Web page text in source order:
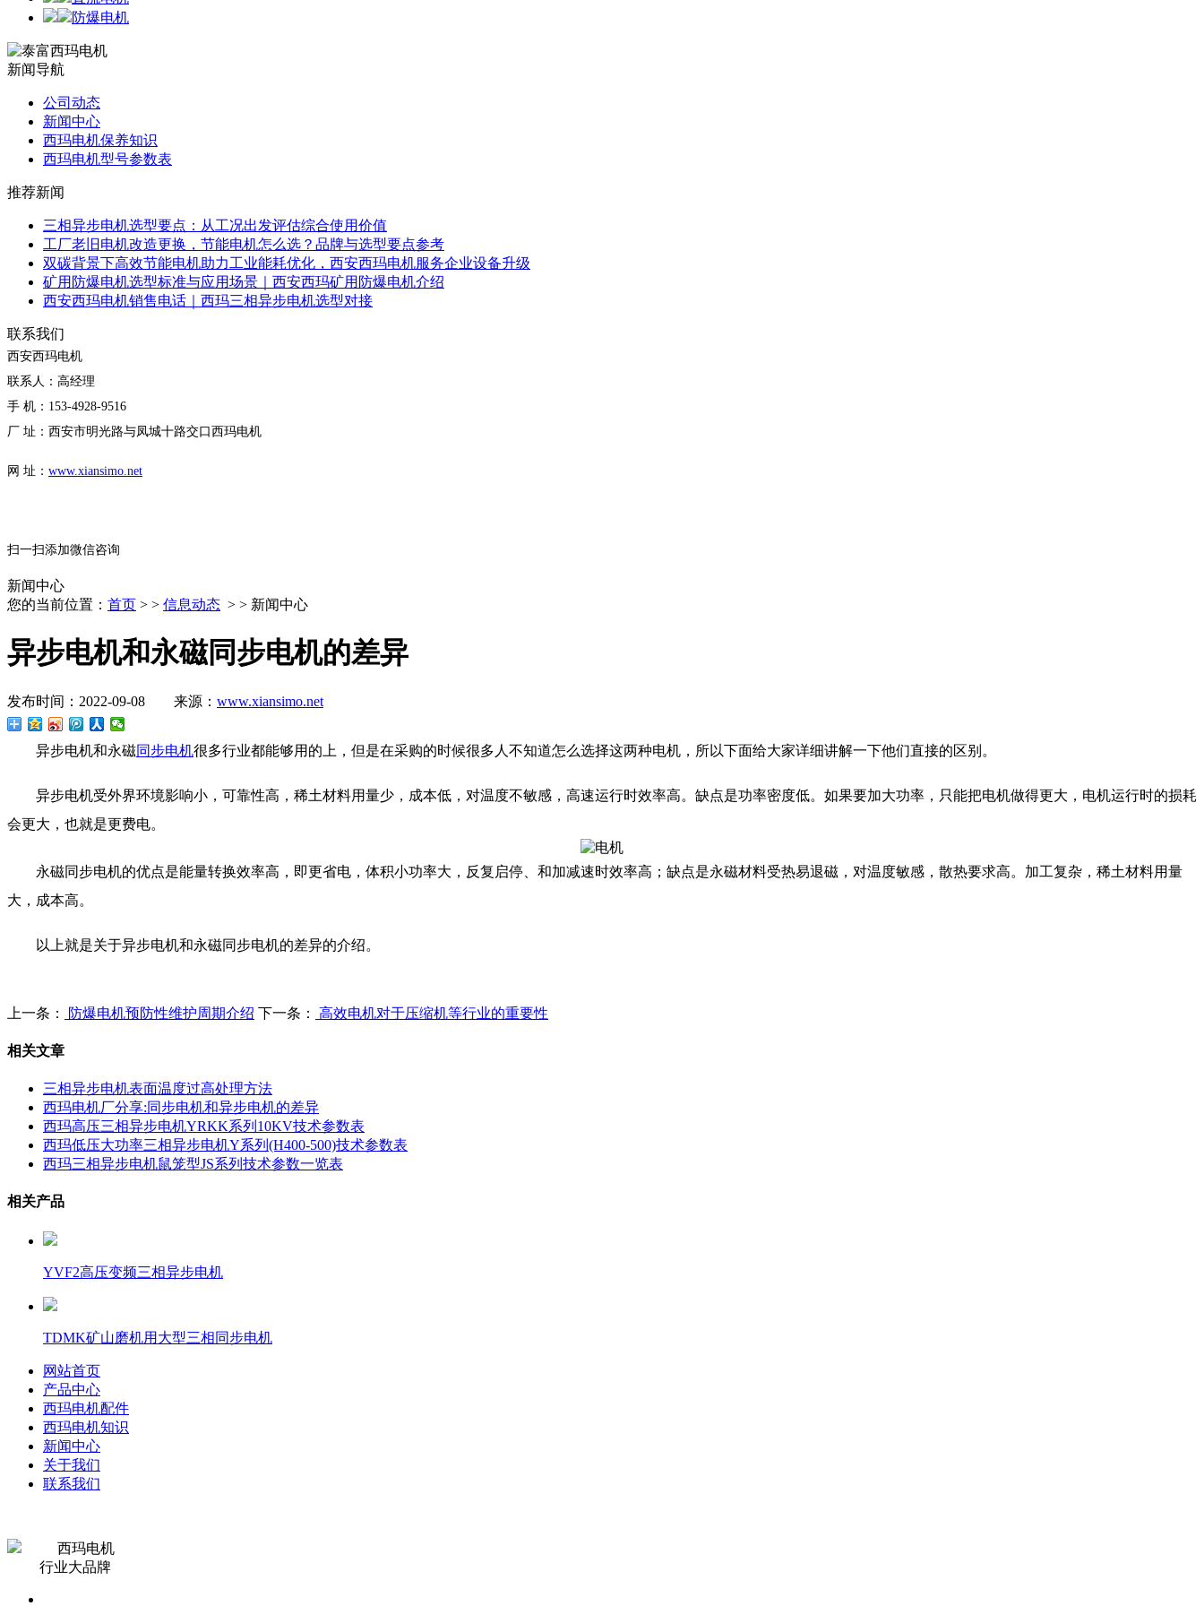
防爆电机
新闻导航
公司动态
新闻中心
西玛电机保养知识
西玛电机型号参数表
推荐新闻
三相异步电机选型要点：从工况出发评估综合使用价值
工厂老旧电机改造更换，节能电机怎么选？品牌与选型要点参考
双碳背景下高效节能电机助力工业能耗优化，西安西玛电机服务企业设备升级
矿用防爆电机选型标准与应用场景｜西安西玛矿用防爆电机介绍
西安西玛电机销售电话｜西玛三相异步电机选型对接
联系我们
西安西玛电机
联系人：高经理
手 机：153-4928-9516
厂 址：西安市明光路与凤城十路交口西玛电机
网 址： www.xiansimo.net
扫一扫添加微信咨询
新闻中心
您的当前位置： 首页 > > 信息动态 > > 新闻中心
异步电机和永磁同步电机的差异
发布时间：2022-09-08 来源： www.xiansimo.net
异步电机和永磁同步电机很多行业都能够用的上，但是在采购的时候很多人不知道怎么选择这两种电机，所以下面给大家详细讲解一下他们直接的区别。
异步电机受外界环境影响小，可靠性高，稀土材料用量少，成本低，对温度不敏感，高速运行时效率高。缺点是功率密度低。如果要加大功率，只能把电机做得更大，电机运行时的损耗
会更大，也就是更费电。
永磁同步电机的优点是能量转换效率高，即更省电，体积小功率大，反复启停、和加减速时效率高；缺点是永磁材料受热易退磁，对温度敏感，散热要求高。加工复杂，稀土材料用量
大，成本高。
以上就是关于异步电机和永磁同步电机的差异的介绍。
上一条： 防爆电机预防性维护周期介绍 下一条： 高效电机对于压缩机等行业的重要性
相关文章
三相异步电机表面温度过高处理方法
西玛电机厂分享:同步电机和异步电机的差异
西玛高压三相异步电机YRKK系列10KV技术参数表
西玛低压大功率三相异步电机Y系列(H400-500)技术参数表
西玛三相异步电机鼠笼型JS系列技术参数一览表
相关产品
YVF2高压变频三相异步电机
TDMK矿山磨机用大型三相同步电机
网站首页
产品中心
西玛电机配件
西玛电机知识
新闻中心
关于我们
联系我们
西玛电机
行业大品牌